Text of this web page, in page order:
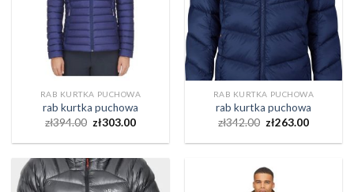
RAB KURTKA PUCHOWA
rab kurtka puchowa
zł394.00 zł303.00
RAB KURTKA PUCHOWA
rab kurtka puchowa
zł342.00 zł263.00